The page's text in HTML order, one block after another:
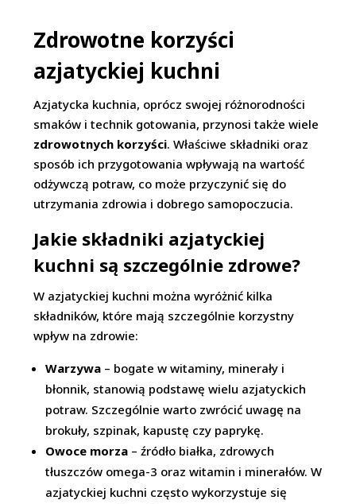
Zdrowotne korzyści
azjatyckiej kuchni
Azjatycka kuchnia, oprócz swojej różnorodności
smaków i technik gotowania, przynosi także wiele
zdrowotnych korzyści. Właściwe składniki oraz
sposób ich przygotowania wpływają na wartość
odżywczą potraw, co może przyczynić się do
utrzymania zdrowia i dobrego samopoczucia.
Jakie składniki azjatyckiej
kuchni są szczególnie zdrowe?
W azjatyckiej kuchni można wyróżnić kilka
składników, które mają szczególnie korzystny
wpływ na zdrowie:
Warzywa – bogate w witaminy, minerały i
błonnik, stanowią podstawę wielu azjatyckich
potraw. Szczególnie warto zwrócić uwagę na
brokuły, szpinak, kapustę czy paprykę.
Owoce morza – źródło białka, zdrowych
tłuszczów omega-3 oraz witamin i minerałów. W
azjatyckiej kuchni często wykorzystuje się